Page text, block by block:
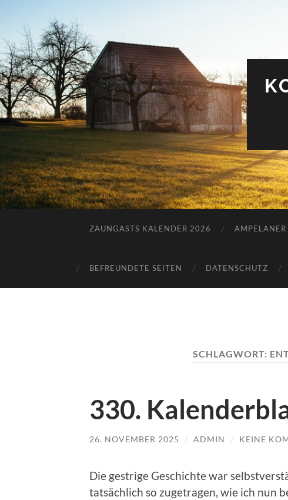
ZAUNGASTS KALENDER 2026 AMPELANER
BEFREUNDETE SEITEN DATENSCHUTZ
SCHLAGWORT:
330.
26. NOVEMBER 2025 / ADMIN / KEINE
Die gestrige Geschichte war
tatsächlich so zugetragen, wie ich nun